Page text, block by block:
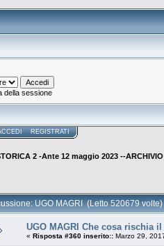
della sessione
REGISTRATI
2 -Ante 12 maggio 2023 --
UGO MAGRI (Letto 520679 volte)
UGO MAGRI Che cosa rischia
« Risposta #360 inserito:: Marzo 29,